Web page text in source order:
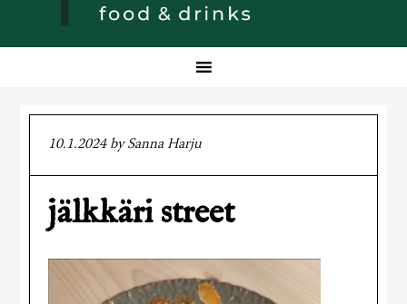
10.1.2024bySanna Harju
jälkkäri street